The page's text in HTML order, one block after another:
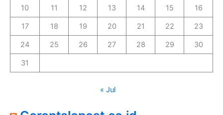
10 11 12 13 14 15 16
17 18 19 20 21 22 23
24 25 26 27 28 29 30
31
« Jul